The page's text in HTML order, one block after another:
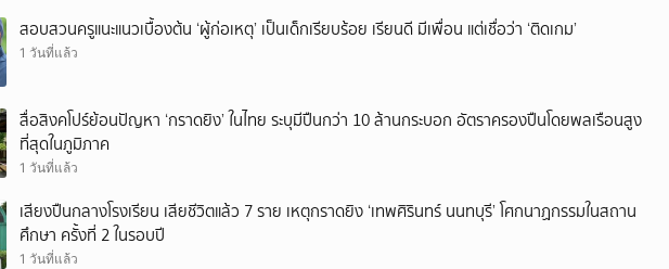
สอบสวนครูแนะแนวเบื้องต้น ‘ผู้ก่อเหตุ’ เป็นเด็กเรียบร้อย เรียนดี มีเพื่อน แต่เชื่อว่า ‘ติดเกม’
1 วันที่แล้ว
สื่อสิงคโปร์ย้อนปัญหา ‘กราดยิง’ ในไทย ระบุมีปืนกว่า 10 ล้านกระบอก อัตราครองปืนโดยพลเรือนสูง
ที่สุดในภูมิภาค
1 วันที่แล้ว
เสียงปืนกลางโรงเรียน เสียชีวิตแล้ว 7 ราย เหตุกราดยิง ‘เทพศิรินทร์ นนทบุรี’ โศกนาฏกรรมในสถาน
ศึกษา ครั้งที่ 2 ในรอบปี
1 วันที่แล้ว